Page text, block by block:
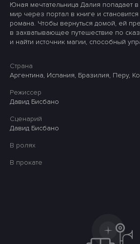
Юная мечтательница Далия попадает
мир через портал в книге и
романа. Чтобы вернуться домой, ей
в захватывающее путешествие по
и найти источник магии, способный
Страна
Аргентина, Испания, Бразилия, Перу,
Режиссер
Давид Бисбано
Сценарий
Давид Бисбано
В ролях
В прокате